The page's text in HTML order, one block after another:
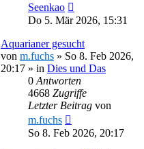
Seenkao
Do 5. Mär 2026, 15:31
Aquarianer gesucht
von m.fuchs » So 8. Feb 2026,
20:17 » in Dies und Das
0 Antworten
4668 Zugriffe
Letzter Beitrag von
m.fuchs
So 8. Feb 2026, 20:17